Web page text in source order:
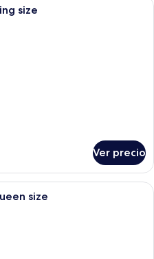
size
Ver precio
Habitación de hotel con una cama,
size